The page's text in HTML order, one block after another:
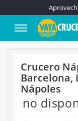
Crucero
Barcelona,
Nápoles
no